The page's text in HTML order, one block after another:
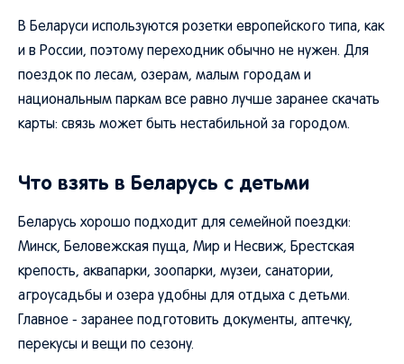
В Беларуси используются розетки европейского типа, как
и в России, поэтому переходник обычно не нужен. Для
поездок по лесам, озерам, малым городам и
национальным паркам все равно лучше заранее скачать
карты: связь может быть нестабильной за городом.
Что взять в Беларусь с детьми
Беларусь хорошо подходит для семейной поездки:
Минск, Беловежская пуща, Мир и Несвиж, Брестская
крепость, аквапарки, зоопарки, музеи, санатории,
агроусадьбы и озера удобны для отдыха с детьми.
Главное - заранее подготовить документы, аптечку,
перекусы и вещи по сезону.